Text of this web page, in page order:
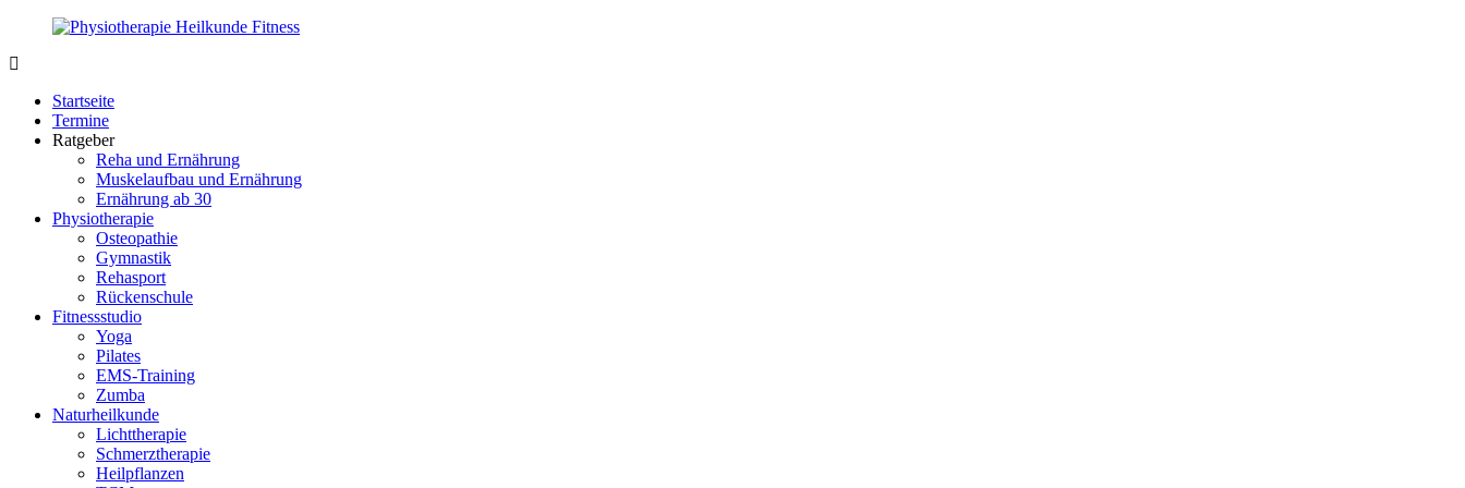
Zurück
Inhalt
Fit.de
Körper
Startseite
Termine
Ratgeber
Reha und Ernährung
Muskelaufbau und Ernährung
Ernährung ab 30
Physiotherapie
Osteopathie
Gymnastik
Rehasport
Rückenschule
Fitnessstudio
Yoga
Pilates
EMS-Training
Zumba
Naturheilkunde
Lichttherapie
Schmerztherapie
Heilpflanzen